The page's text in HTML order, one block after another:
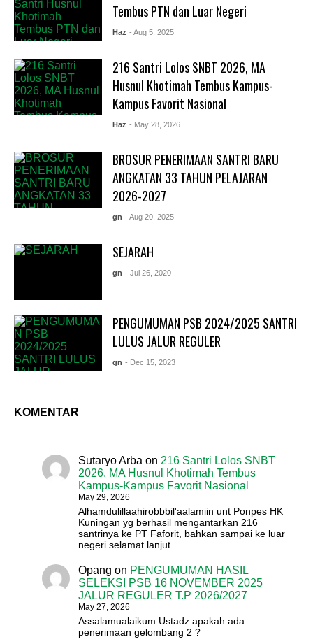
Tembus PTN dan Luar Negeri
Haz - Aug 5, 2025
216 Santri Lolos SNBT 2026, MA
Husnul Khotimah Tembus Kampus-
Kampus Favorit Nasional
Haz - May 28, 2026
BROSUR PENERIMAAN SANTRI BARU
ANGKATAN 33 TAHUN PELAJARAN
2026-2027
gn - Aug 20, 2025
SEJARAH
gn - Jul 26, 2020
PENGUMUMAN PSB 2024/2025 SANTRI
LULUS JALUR REGULER
gn - Dec 15, 2023
KOMENTAR
Sutaryo Arba on 216 Santri Lolos SNBT
2026, MA Husnul Khotimah Tembus
Kampus-Kampus Favorit Nasional
May 29, 2026
Alhamdulillaahirobbbil'aalamiin unt Ponpes HK
Kuningan yg berhasil mengantarkan 216
santrinya ke PT Faforit, bahkan sampai ke luar
negeri selamat lanjut…
Opang on PENGUMUMAN HASIL
SELEKSI PSB 16 NOVEMBER 2025
JALUR REGULER T.P 2026/2027
May 27, 2026
Assalamualaikum Ustadz apakah ada
penerimaan gelombang 2 ?